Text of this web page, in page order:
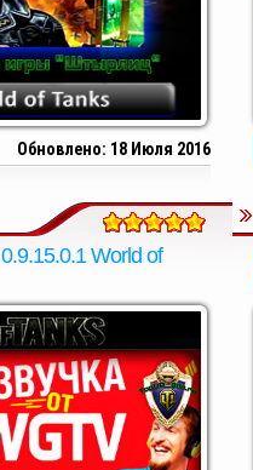
Обновлено: 18 Июля 2016
World of